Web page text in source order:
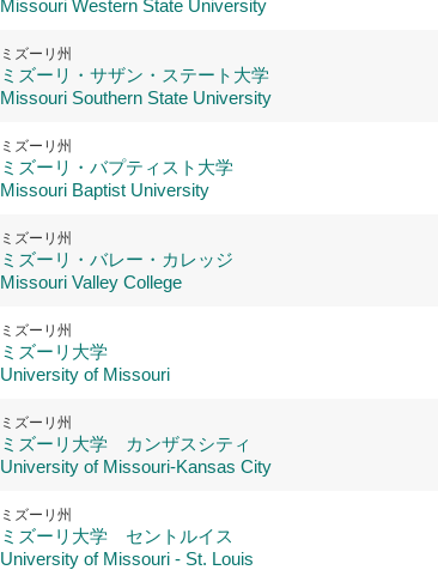
Missouri Western State University
ミズーリ州
ミズーリ・サザン・ステート大学
Missouri Southern State University
ミズーリ州
ミズーリ・バプティスト大学
Missouri Baptist University
ミズーリ州
ミズーリ・バレー・カレッジ
Missouri Valley College
ミズーリ州
ミズーリ大学
University of Missouri
ミズーリ州
ミズーリ大学 カンザスシティ
University of Missouri-Kansas City
ミズーリ州
ミズーリ大学 セントルイス
University of Missouri - St. Louis